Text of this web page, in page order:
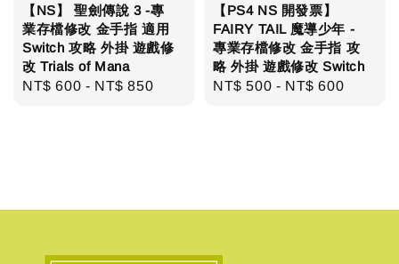
【NS】 聖劍傳說 3 -專
業存檔修改 金手指 適用
Switch 攻略 外掛 遊戲修
改 Trials of Mana
Regular
NT$ 600 - NT$ 850
【PS4 NS 開發票】
FAIRY TAIL 魔導少年 -
專業存檔修改 金手指 攻
略 外掛 遊戲修改 Switch
Regular
NT$ 500 - NT$ 600